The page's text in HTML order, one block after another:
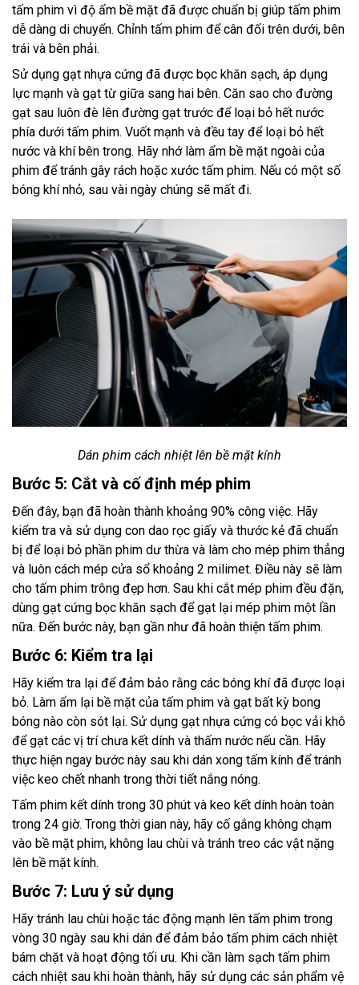
tấm phim vì độ ẩm bề mặt đã được chuẩn bị giúp tấm phim
dễ dàng di chuyển. Chỉnh tấm phim để cân đối trên dưới, bên
trái và bên phải.
Sử dụng gạt nhựa cứng đã được bọc khăn sạch, áp dụng
lực mạnh và gạt từ giữa sang hai bên. Căn sao cho đường
gạt sau luôn đè lên đường gạt trước để loại bỏ hết nước
phía dưới tấm phim. Vuốt mạnh và đều tay để loại bỏ hết
nước và khí bên trong. Hãy nhớ làm ẩm bề mặt ngoài của
phim để tránh gây rách hoặc xước tấm phim. Nếu có một số
bóng khí nhỏ, sau vài ngày chúng sẽ mất đi.
Dán phim cách nhiệt lên bề mặt kính
Bước 5: Cắt và cố định mép phim
Đến đây, bạn đã hoàn thành khoảng 90% công việc. Hãy
kiểm tra và sử dụng con dao rọc giấy và thước kẻ đã chuẩn
bị để loại bỏ phần phim dư thừa và làm cho mép phim thẳng
và luôn cách mép cửa sổ khoảng 2 milimet. Điều này sẽ làm
cho tấm phim trông đẹp hơn. Sau khi cắt mép phim đều đặn,
dùng gạt cứng bọc khăn sạch để gạt lại mép phim một lần
nữa. Đến bước này, bạn gần như đã hoàn thiện tấm phim.
Bước 6: Kiểm tra lại
Hãy kiểm tra lại để đảm bảo rằng các bóng khí đã được loại
bỏ. Làm ẩm lại bề mặt của tấm phim và gạt bất kỳ bong
bóng nào còn sót lại. Sử dụng gạt nhựa cứng có bọc vải khô
để gạt các vị trí chưa kết dính và thấm nước nếu cần. Hãy
thực hiện ngay bước này sau khi dán xong tấm kính để tránh
việc keo chết nhanh trong thời tiết nắng nóng.
Tấm phim kết dính trong 30 phút và keo kết dính hoàn toàn
trong 24 giờ. Trong thời gian này, hãy cố gắng không chạm
vào bề mặt phim, không lau chùi và tránh treo các vật nặng
lên bề mặt kính.
Bước 7: Lưu ý sử dụng
Hãy tránh lau chùi hoặc tác động mạnh lên tấm phim trong
vòng 30 ngày sau khi dán để đảm bảo tấm phim cách nhiệt
bám chặt và hoạt động tối ưu. Khi cần làm sạch tấm phim
cách nhiệt sau khi hoàn thành, hãy sử dụng các sản phẩm vệ